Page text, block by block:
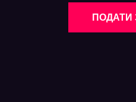
ПОДАТИ